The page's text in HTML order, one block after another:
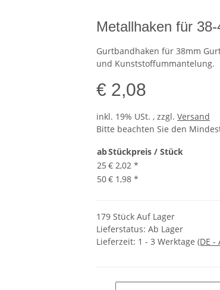
Metallhaken für
Gurtbandhaken für 38mm
und Kunststoffummantelung.
€ 2,08
inkl. 19% USt. , zzgl. Versand
Bitte beachten Sie den
abStückpreis / Stück
25 € 2,02 *
50€ 1,98 *
179 Stück Auf Lager
Lieferstatus: Ab Lager
Lieferzeit: 1 - 3 Werktage (DE